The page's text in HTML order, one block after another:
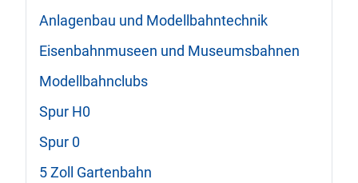
Anlagenbau und Modellbahntechnik
Eisenbahnmuseen und Museumsbahnen
Modellbahnclubs
Spur H0
Spur 0
5 Zoll Gartenbahn